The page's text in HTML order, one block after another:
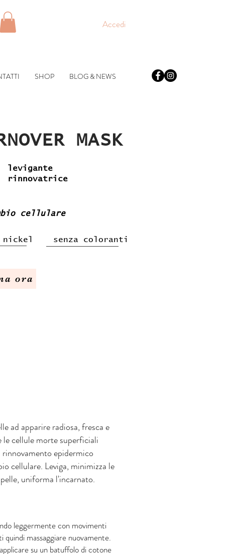
Accedi
SHOP BLOG & NEWS
MASK
levigante
rinnovatrice
cellulare
nickel senza coloranti
ora
ad apparire radiosa, fresca e
cellule morte superficiali
epidermico
cellulare. Leviga, minimizza le
uniforma l'incarnato.
leggermente con movimenti
massaggiare nuovamente.
su un batuffolo di cotone